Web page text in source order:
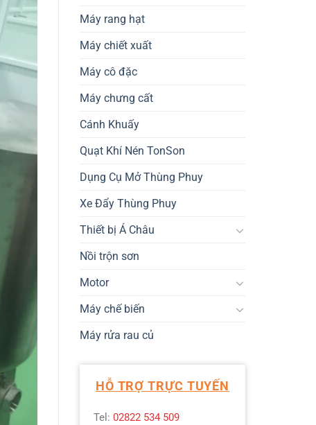
Máy rang hạt
Máy chiết xuất
Máy cô đặc
Máy chưng cất
Cánh Khuấy
Quạt Khí Nén TonSon
Dụng Cụ Mở Thùng Phuy
Xe Đẩy Thùng Phuy
Thiết bị Á Châu
Nồi trộn sơn
Motor
Máy chế biến
Máy rửa rau củ
HỖ TRỢ TRỰC TUYẾN
Tel: 02822 534 509